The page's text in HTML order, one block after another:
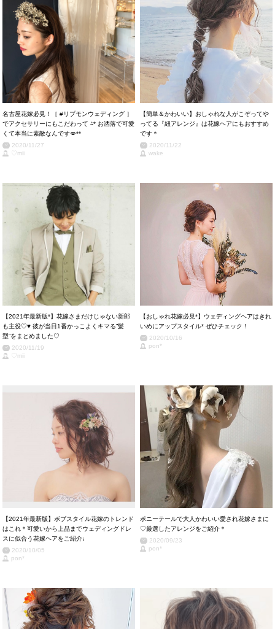
名古屋花嫁必見！［ #リプモンウェディング ］
でアクセサリーにもこだわって ⁂* お洒落で可愛
くて本当に素敵なんです💋**
2020/11/27
♡mii
【簡単＆かわいい】おしゃれな人がこぞってや
ってる『紐アレンジ』は花嫁ヘアにもおすすめ
です＊
2020/11/22
wake
【2021年最新版*】花嫁さまだけじゃない新郎
も主役♡♥ 彼が当日1番かっこよくキマる”髪
型”をまとめました♡
2020/11/19
♡mii
【おしゃれ花嫁必見*】ウェディングヘアはきれ
いめにアップスタイル* ぜひチェック！
2020/10/16
pon*
【2021年最新版】ボブスタイル花嫁のトレンド
はこれ＊可愛いから上品までウェディングドレ
スに似合う花嫁ヘアをご紹介♩
2020/10/05
pon*
ポニーテールで大人かわいい愛され花嫁さまに
♡厳選したアレンジをご紹介＊
2020/09/23
pon*